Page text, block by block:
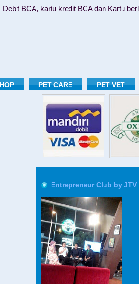
BCA, kartu kredit BCA dan Kartu
PET CARE PET VET
Entrepreneur Club by JTV